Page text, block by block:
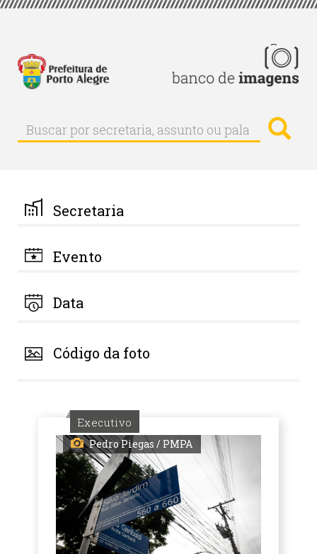
Pular
principal
Buscar
Buscar
por
palavra-
chave
Secretaria
Evento
Data
Código da foto
Executivo
Pedro Piegas / PMPA